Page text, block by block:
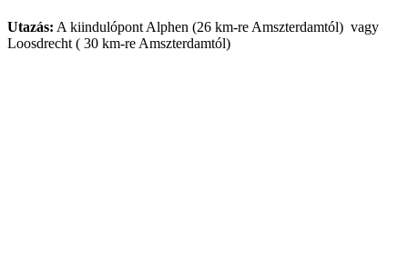
Utazás: A kiindulópont Alphen (26 km-re Amszterdamtól) vagy
Loosdrecht ( 30 km-re Amszterdamtól)